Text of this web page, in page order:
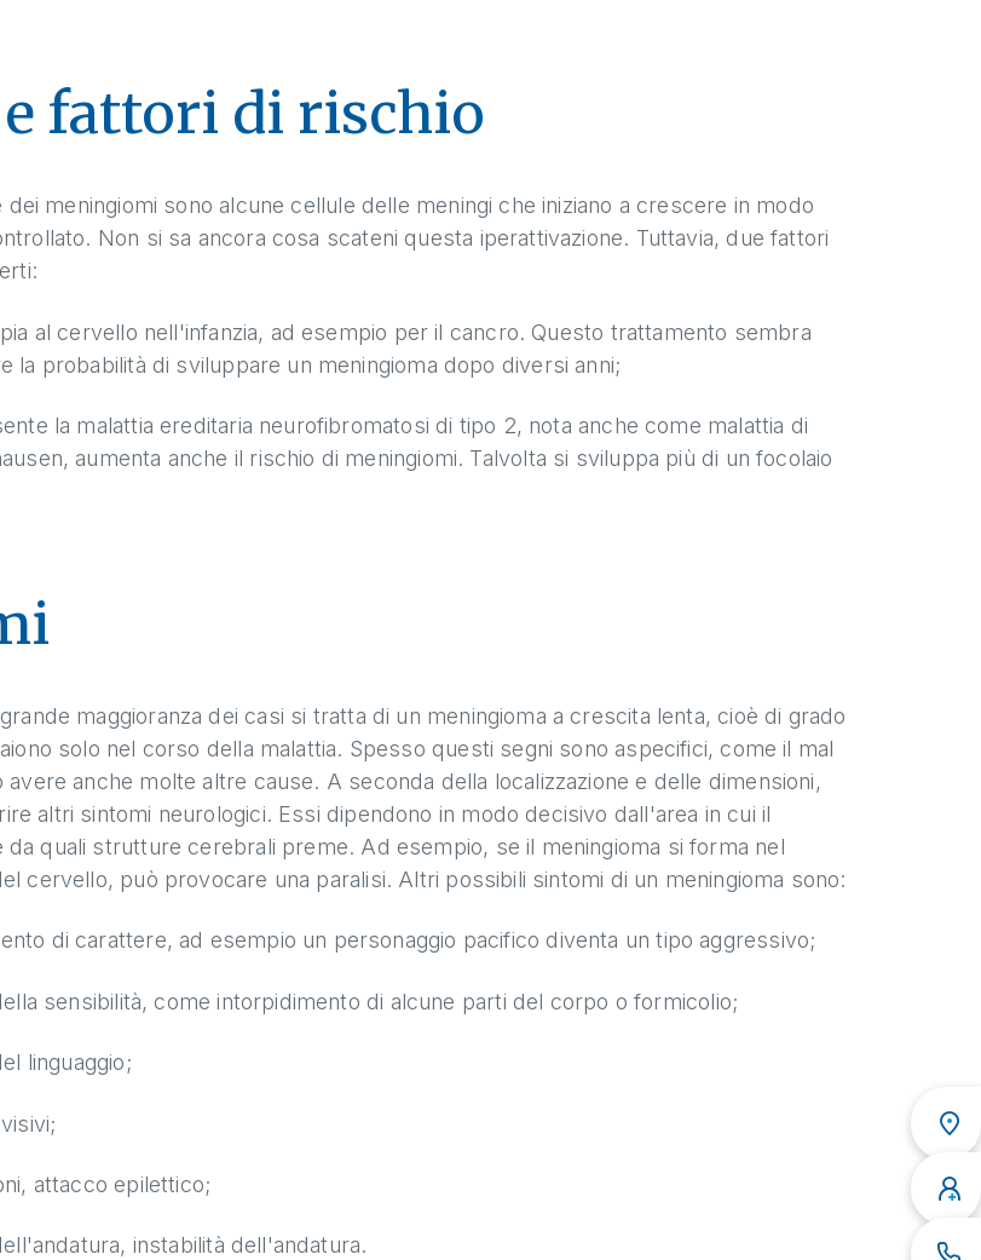
e fattori di rischio
dei meningiomi sono alcune cellule delle meningi che iniziano a crescere in modo
Non si sa ancora cosa scateni questa iperattivazione. Tuttavia, due fattori
al cervello nell'infanzia, ad esempio per il cancro. Questo trattamento sembra
la probabilità di sviluppare un meningioma dopo diversi anni;
la malattia ereditaria neurofibromatosi di tipo 2, nota anche come malattia di
aumenta anche il rischio di meningiomi. Talvolta si sviluppa più di un focolaio
maggioranza dei casi si tratta di un meningioma a crescita lenta, cioè di grado
solo nel corso della malattia. Spesso questi segni sono aspecifici, come il mal
anche molte altre cause. A seconda della localizzazione e delle dimensioni,
altri sintomi neurologici. Essi dipendono in modo decisivo dall'area in cui il
quali strutture cerebrali preme. Ad esempio, se il meningioma si forma nel
cervello, può provocare una paralisi. Altri possibili sintomi di un meningioma sono:
di carattere, ad esempio un personaggio pacifico diventa un tipo aggressivo;
sensibilità, come intorpidimento di alcune parti del corpo o formicolio;
linguaggio;
attacco epilettico;
instabilità dell'andatura.